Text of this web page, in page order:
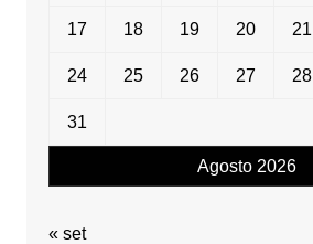
Agosto 2026
17 18 19 20 21
24 25 26 27 28
31
« set